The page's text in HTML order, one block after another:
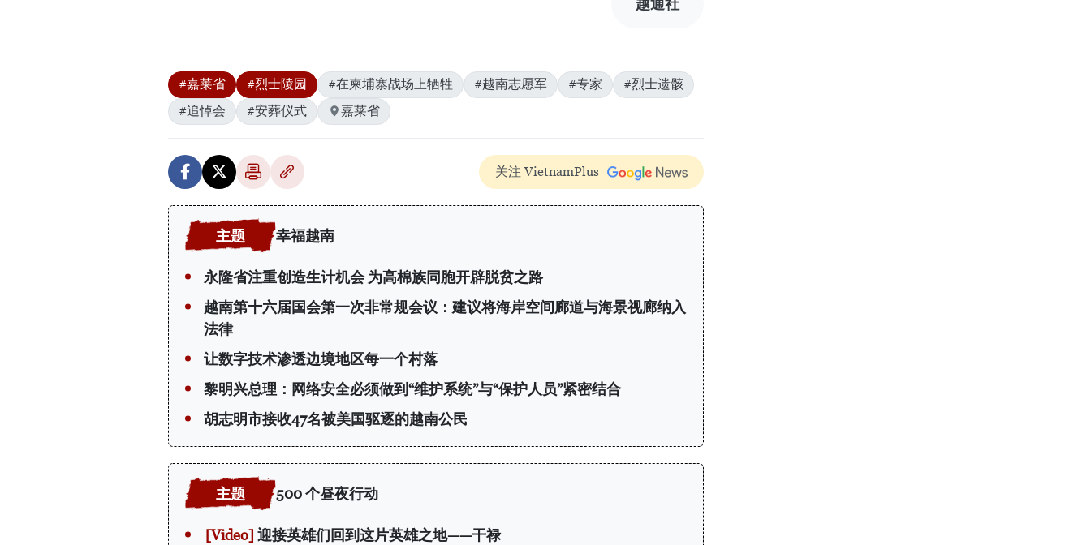
越通社
#嘉莱省 #烈士陵园 #在柬埔寨战场上牺牲 #越南志愿军 #专家
#烈士遗骸
#追悼会
#安葬仪式 嘉莱省
关注 VietnamPlus
幸福越南
永隆省注重创造生计机会 为高棉族同胞开辟脱贫之路
越南第十六届国会第一次非常规会议：建议将海岸空间廊道与海景视廊纳入
法律
让数字技术渗透边境地区每一个村落
黎明兴总理：网络安全必须做到“维护系统”与“保护人员”紧密结合
胡志明市接收47名被美国驱逐的越南公民
500 个昼夜行动
迎接英雄们回到这片英雄之地——干禄